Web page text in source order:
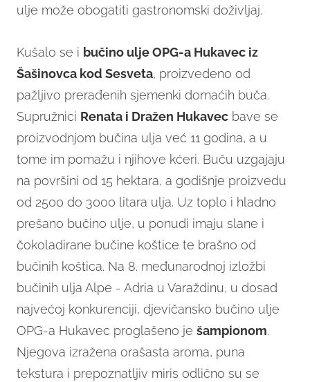
ulje može obogatiti gastronomski doživljaj.
Kušalo se i bučino ulje OPG-a Hukavec iz
Šašinovca kod Sesveta, proizvedeno od
pažljivo prerađenih sjemenki domaćih buča.
Supružnici Renata i Dražen Hukavec bave se
proizvodnjom bučina ulja već 11 godina, a u
tome im pomažu i njihove kćeri. Buču uzgajaju
na površini od 15 hektara, a godišnje proizvedu
od 2500 do 3000 litara ulja. Uz toplo i hladno
prešano bučino ulje, u ponudi imaju slane i
čokoladirane bučine koštice te brašno od
bučinih koštica. Na 8. međunarodnoj izložbi
bučinih ulja Alpe - Adria u Varaždinu, u dosad
najvećoj konkurenciji, djevičansko bučino ulje
OPG-a Hukavec proglašeno je šampionom.
Njegova izražena orašasta aroma, puna
tekstura i prepoznatljiv miris odlično su se